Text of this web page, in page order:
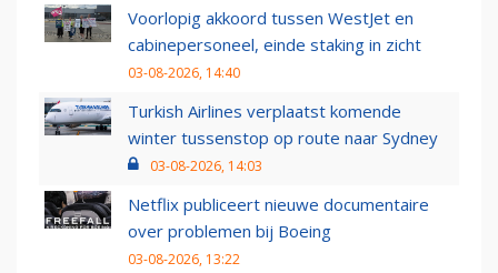
Voorlopig akkoord tussen WestJet en
cabinepersoneel, einde staking in zicht
03-08-2026, 14:40
Turkish Airlines verplaatst komende
winter tussenstop op route naar Sydney
03-08-2026, 14:03
Netflix publiceert nieuwe documentaire
over problemen bij Boeing
03-08-2026, 13:22